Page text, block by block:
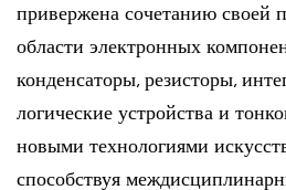
привержена сочетанию своей
области электронных
конденсаторы, резисторы,
логические устройства и
новыми технологиями
способствуя